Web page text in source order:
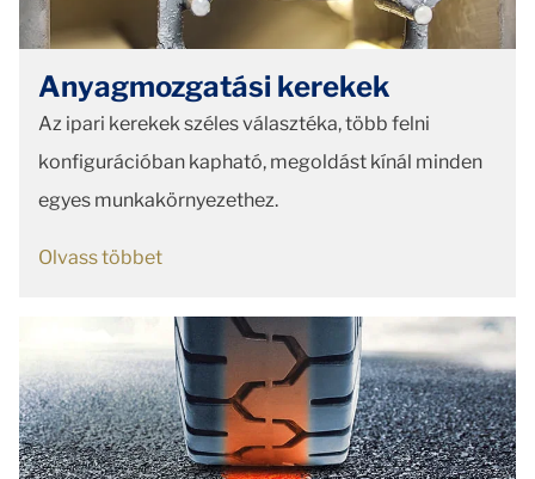
Anyagmozgatási kerekek
Az ipari kerekek széles választéka, több felni
konfigurációban kapható, megoldást kínál minden
egyes munkakörnyezethez.
Olvass többet